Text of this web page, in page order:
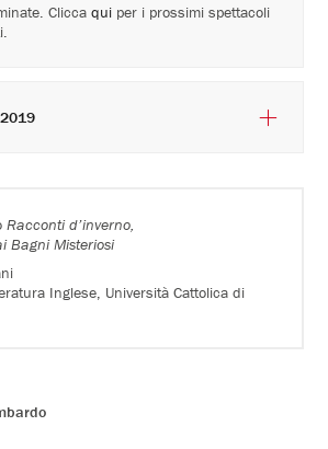
Racconti d’inverno,
Bagni Misteriosi
Inglese, Università Cattolica di
Cliccaqui per i prossimi spettacoli
- 2019